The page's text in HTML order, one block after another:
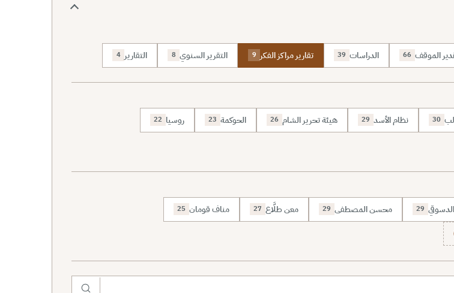
الموقف 66 الدراسات 39 تقارير مراكز الفكر 9 التقرير السنوي 8 التقارير 4
30 نظام الأسد 29 هيئة تحرير الشام 26 الحوكمة 23 روسيا 22
29 محسن المصطفى 29 معن طلَّاع 27 مناف قومان 25